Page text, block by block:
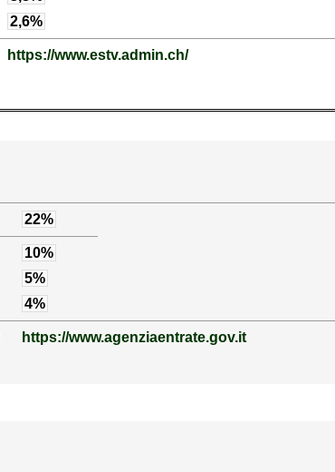
2,6%
https://www.estv.admin.ch/
22%
10%
5%
4%
https://www.agenziaentrate.gov.it